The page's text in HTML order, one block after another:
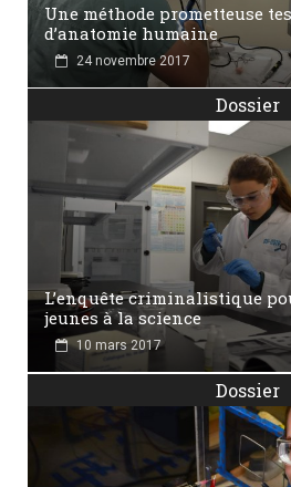
Une méthode prometteuse
d’anatomie humaine
24 novembre 2017
Dossier
L’enquête criminalistique
jeunes à la science
10 mars 2017
Dossier